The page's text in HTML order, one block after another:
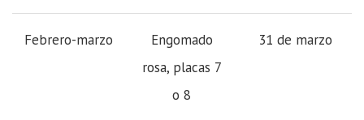
Febrero-marzo
Engomado
rosa, placas 7
o 8
31 de marzo